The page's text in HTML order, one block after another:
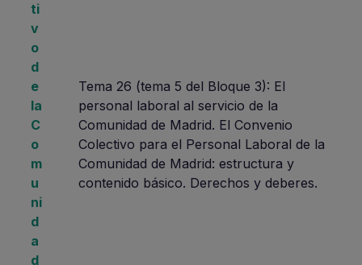
ti
v
o
d
e
la
C
o
m
u
ni
d
a
d
Tema 26 (tema 5 del Bloque 3): El
personal laboral al servicio de la
Comunidad de Madrid. El Convenio
Colectivo para el Personal Laboral de la
Comunidad de Madrid: estructura y
contenido básico. Derechos y deberes.